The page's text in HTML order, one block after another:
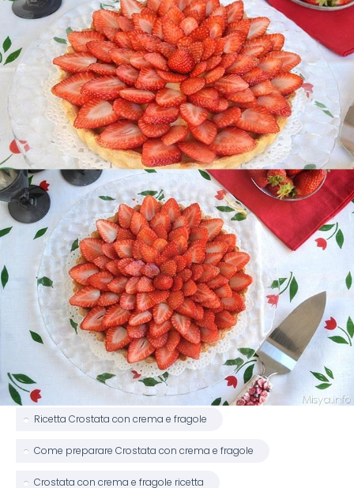
Ricetta Crostata con crema e fragole
Come preparare Crostata con crema e fragole
Crostata con crema e fragole ricetta